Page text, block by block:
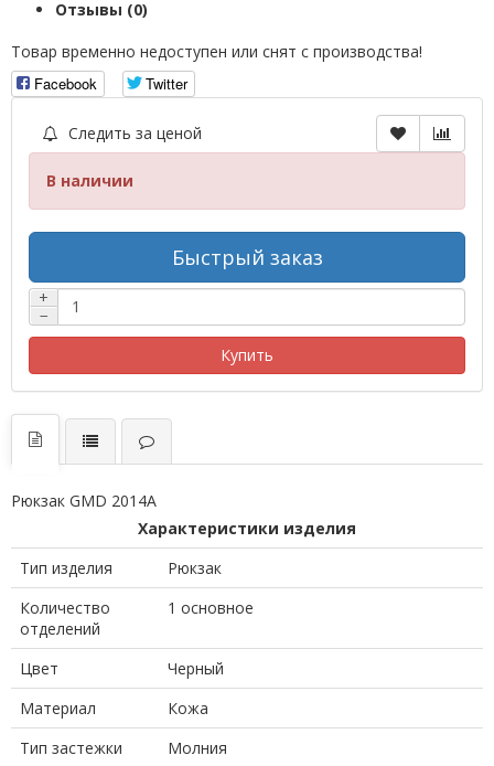
Отзывы (0)
Товар временно недоступен или снят с производства!
Facebook
Twitter
Следить за ценой
В наличии
Быстрый заказ
+
−
Купить
Рюкзак GMD 2014A
Характеристики изделия
Тип изделия
Рюкзак
Количество
отделений
1 основное
Цвет
Черный
Материал
Кожа
Тип застежки
Молния